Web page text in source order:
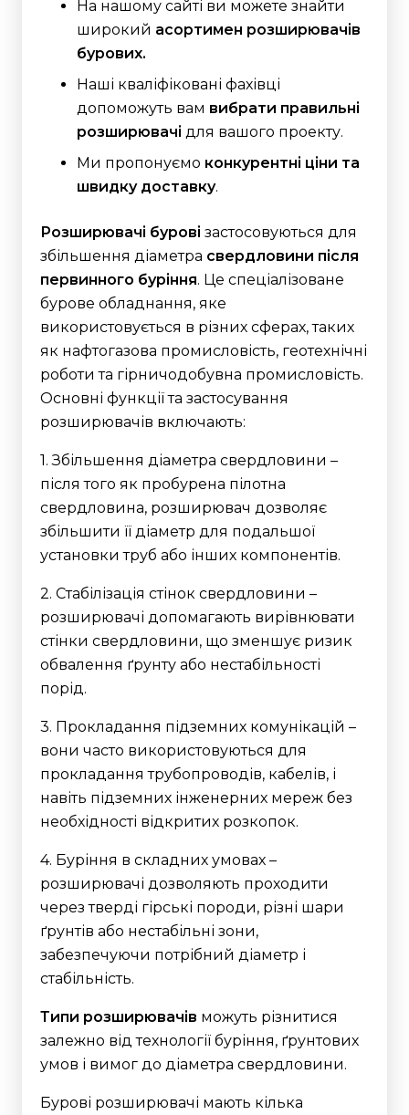
На нашому сайті ви можете знайти
широкий асортимен розширювачів
бурових.
Наші кваліфіковані фахівці
допоможуть вам вибрати правильні
розширювачі для вашого проекту.
Ми пропонуємо конкурентні ціни та
швидку доставку.
Розширювачі бурові застосовуються для
збільшення діаметра свердловини після
первинного буріння. Це спеціалізоване
бурове обладнання, яке
використовується в різних сферах, таких
як нафтогазова промисловість, геотехнічні
роботи та гірничодобувна промисловість.
Основні функції та застосування
розширювачів включають:
1. Збільшення діаметра свердловини –
після того як пробурена пілотна
свердловина, розширювач дозволяє
збільшити її діаметр для подальшої
установки труб або інших компонентів.
2. Стабілізація стінок свердловини –
розширювачі допомагають вирівнювати
стінки свердловини, що зменшує ризик
обвалення ґрунту або нестабільності
порід.
3. Прокладання підземних комунікацій –
вони часто використовуються для
прокладання трубопроводів, кабелів, і
навіть підземних інженерних мереж без
необхідності відкритих розкопок.
4. Буріння в складних умовах –
розширювачі дозволяють проходити
через тверді гірські породи, різні шари
ґрунтів або нестабільні зони,
забезпечуючи потрібний діаметр і
стабільність.
Типи розширювачів можуть різнитися
залежно від технології буріння, ґрунтових
умов і вимог до діаметра свердловини.
Бурові розширювачі мають кілька